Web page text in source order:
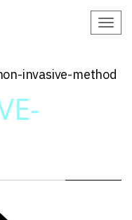
invasive-method